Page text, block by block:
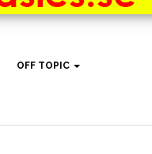
OFF TOPIC